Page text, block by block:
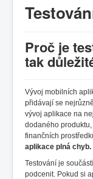
Proč je
tak
Vývoj mobilních
přidávají se
vývoj aplikace na
dodaného
finančních
aplikace plná chyb.
Testování je
podcenit. Pokud si